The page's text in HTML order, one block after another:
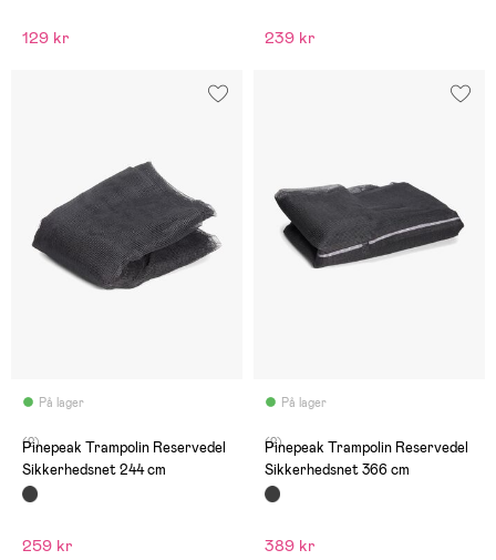
129 kr 239 kr
På lager
(2)
Pinepeak Trampolin Reservedel
Sikkerhedsnet 244 cm
259 kr
På lager
(2)
Pinepeak Trampolin Reservedel
Sikkerhedsnet 366 cm
389 kr